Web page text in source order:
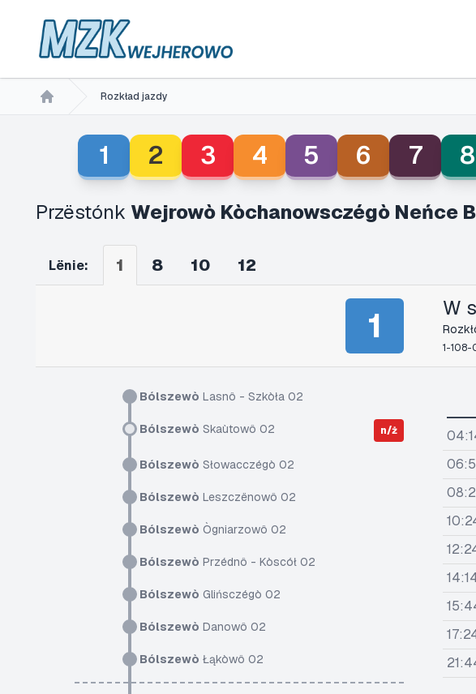
Rozkład jazdy
1 2 3 4 5 6 7 8
Przëstónk Wejrowò Kòchanowsczégò Neńce
Lënie: 1 8 10 12
1 W
1-108-
Bólszewò Lasnô - Szkòła 02
Bólszewò Skaùtowô 02 n/ż
Bólszewò Słowacczégò 02
Bólszewò Leszczënowô 02
Bólszewò Ògniarzowô 02
Bólszewò Przédnô - Kòscół 02
Bólszewò Glińsczégò 02
Bólszewò Danowô 02
Bólszewò Łąkòwô 02